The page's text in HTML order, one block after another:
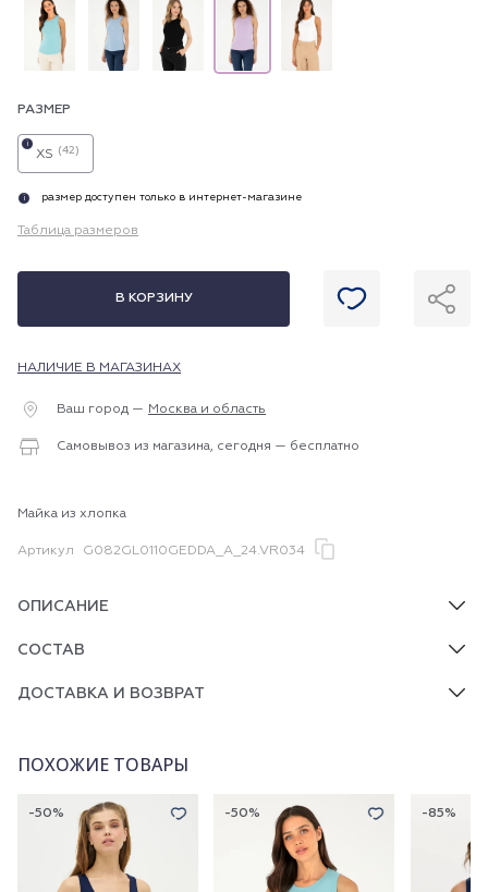
РАЗМЕР
XS (42)
i
i размер доступен только в интернет-магазине
Таблица размеров
В КОРЗИНУ
НАЛИЧИЕ В МАГАЗИНАХ
Ваш город — Москва и область
Самовывоз из магазина, сегодня — бесплатно
Майка из хлопка
Артикул G082GL0110GEDDA_A_24.VR034
ОПИСАНИЕ
СОСТАВ
ДОСТАВКА И ВОЗВРАТ
ПОХОЖИЕ ТОВАРЫ
-50% -50% -85%